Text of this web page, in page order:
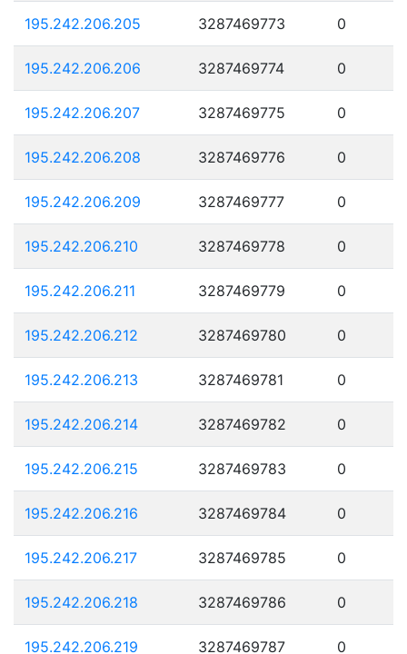
195.242.206.205 3287469773 0
195.242.206.206 3287469774 0
195.242.206.207 3287469775 0
195.242.206.208 3287469776 0
195.242.206.209 3287469777 0
195.242.206.210 3287469778 0
195.242.206.211 3287469779 0
195.242.206.212 3287469780 0
195.242.206.213 3287469781 0
195.242.206.214 3287469782 0
195.242.206.215 3287469783 0
195.242.206.216 3287469784 0
195.242.206.217 3287469785 0
195.242.206.218 3287469786 0
195.242.206.219 3287469787 0